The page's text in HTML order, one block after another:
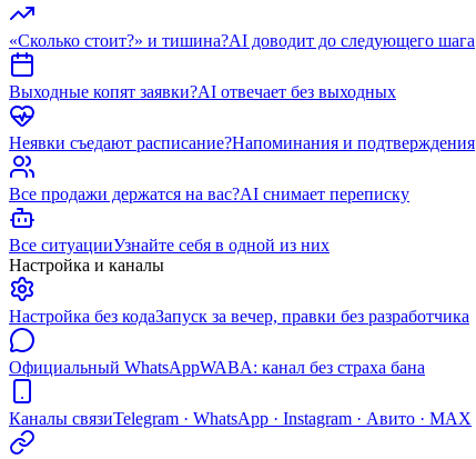
«Сколько стоит?» и тишина?AI доводит до следующего шага
Выходные копят заявки?AI отвечает без выходных
Неявки съедают расписание?Напоминания и подтверждения
Все продажи держатся на вас?AI снимает переписку
Все ситуацииУзнайте себя в одной из них
Настройка и каналы
Настройка без кодаЗапуск за вечер, правки без разработчика
Официальный WhatsAppWABA: канал без страха бана
Каналы связиTelegram · WhatsApp · Instagram · Авито · MAX